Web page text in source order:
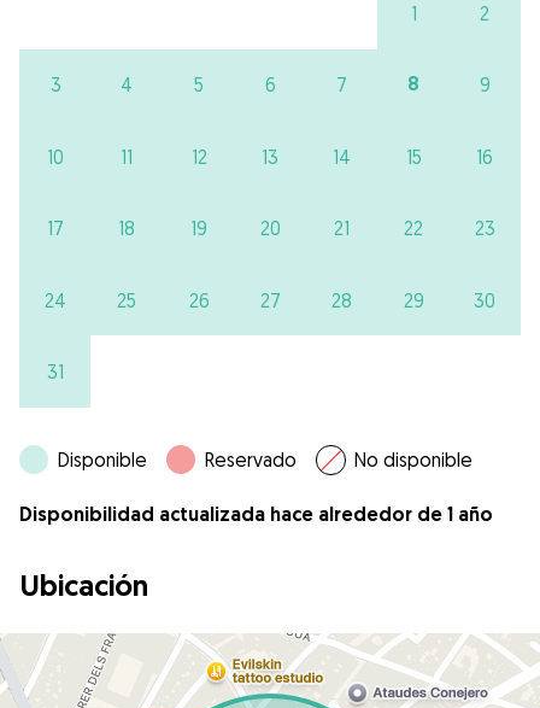
1 2
3 4 5 6 7 8 9
10 11 12 13 14 15 16
17 18 19 20 21 22 23
24 25 26 27 28 29 30
31
Disponible Reservado No disponible
Disponibilidad actualizada hace alrededor de 1 año
Ubicación